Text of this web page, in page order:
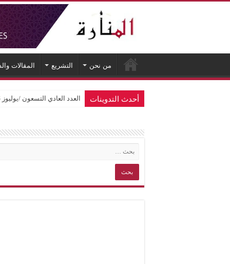
من نحن التشريع المقالات
أحدث التدوينات العدد العادي التسعون /يوليوز 2026